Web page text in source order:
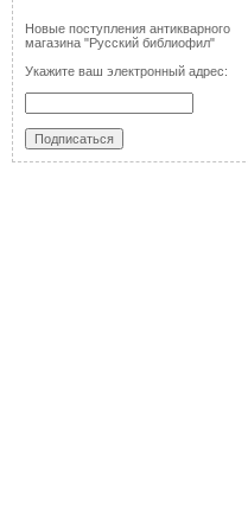
Новые поступления антикварного
магазина "Русский библиофил"
Укажите ваш электронный адрес: